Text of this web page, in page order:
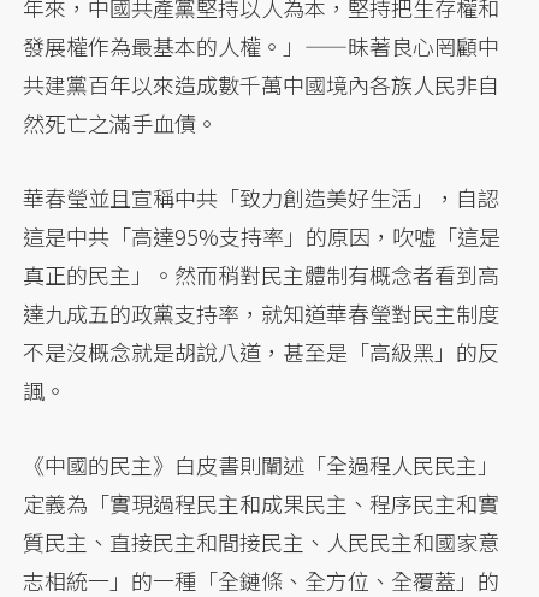
年來，中國共產黨堅持以人為本，堅持把生存權和
發展權作為最基本的人權。」——昧著良心罔顧中
共建黨百年以來造成數千萬中國境內各族人民非自
然死亡之滿手血債。
華春瑩並且宣稱中共「致力創造美好生活」，自認
這是中共「高達95%支持率」的原因，吹噓「這是
真正的民主」。然而稍對民主體制有概念者看到高
達九成五的政黨支持率，就知道華春瑩對民主制度
不是沒概念就是胡說八道，甚至是「高級黑」的反
諷。
《中國的民主》白皮書則闡述「全過程人民民主」
定義為「實現過程民主和成果民主、程序民主和實
質民主、直接民主和間接民主、人民民主和國家意
志相統一」的一種「全鏈條、全方位、全覆蓋」的